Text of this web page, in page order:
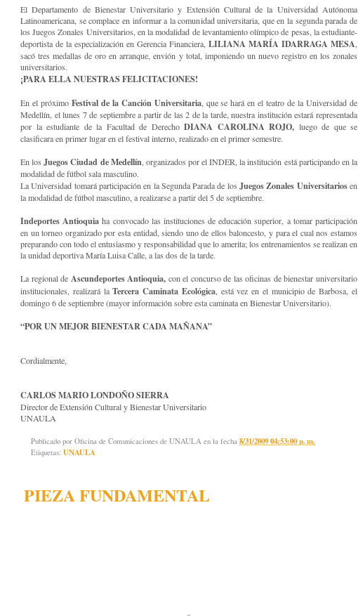
El Departamento de Bienestar Universitario y Extensión Cultural de la Universidad Autónoma
Latinoamericana, se complace en informar a la comunidad universitaria, que en la segunda parada de
los Juegos Zonales Universitarios, en la modalidad de levantamiento olímpico de pesas, la estudiante-
deportista de la especialización en Gerencia Financiera, LILIANA MARÍA IDARRAGA MESA,
sacó tres medallas de oro en arranque, envión y total, imponiendo un nuevo registro en los zonales
universitarios.
¡PARA ELLA NUESTRAS FELICITACIONES!
En el próximo Festival de la Canción Universitaria, que se hará en el teatro de la Universidad de
Medellín, el lunes 7 de septiembre a partir de las 2 de la tarde, nuestra institución estará representada
por la estudiante de la Facultad de Derecho DIANA CAROLINA ROJO, luego de que se
clasificara en primer lugar en el festival interno, realizado en el primer semestre.
En losJuegos Ciudad de Medellín, organizados por el INDER, la institución está participando en la
modalidad de fútbol sala masculino.
La Universidad tomará participación en la Segunda Parada de losJuegos Zonales Universitariosen
la modalidad de fútbol masculino, a realizarse a partir del 5 de septiembre.
Indeportes Antioquia ha convocado las instituciones de educación superior, a tomar participación
en un torneo organizado por esta entidad, siendo uno de ellos baloncesto, y para el cual nos estamos
preparando con todo el entusiasmo y responsabilidad que lo amerita; los entrenamientos se realizan en
la unidad deportiva María Luisa Calle, a las dos de la tarde.
La regional de Ascundeportes Antioquia, con el concurso de las oficinas de bienestar universitario
institucionales, realizará laTercera Caminata Ecológica, está vez en el municipio de Barbosa, el
domingo 6 de septiembre (mayor información sobre esta caminata en Bienestar Universitario).
“POR UN MEJOR BIENESTAR CADA MAÑANA”
Cordialmente,
CARLOS MARIO LONDOÑO SIERRA
Director de Extensión Cultural y Bienestar Universitario
UNAULA
Publicado por Oficina de Comunicaciones de UNAULA en la fecha 8/31/2009 04:53:00 p. m.
Etiquetas: UNAULA
PIEZA FUNDAMENTAL